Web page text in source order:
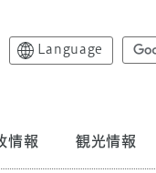
Language
情報 観光情報